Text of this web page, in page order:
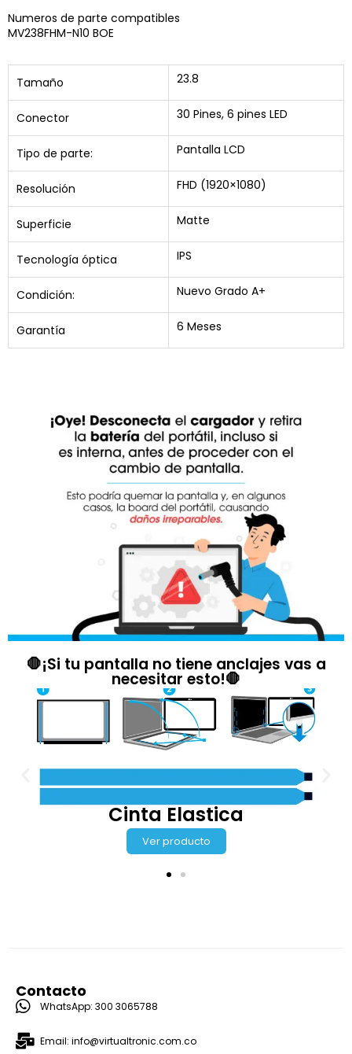
Numeros de parte compatibles
MV238FHM-N10 BOE
Tamaño 23.8
Conector 30 Pines, 6 pines LED
Tipo de parte: Pantalla LCD
Resolución FHD (1920×1080)
Superficie Matte
Tecnología óptica IPS
Condición: Nuevo Grado A+
Garantía 6 Meses
🛑¡Si tu pantalla no tiene anclajes vas a
necesitar esto!🛑
Contacto
WhatsApp: 300 3065788
Email: info@virtualtronic.com.co